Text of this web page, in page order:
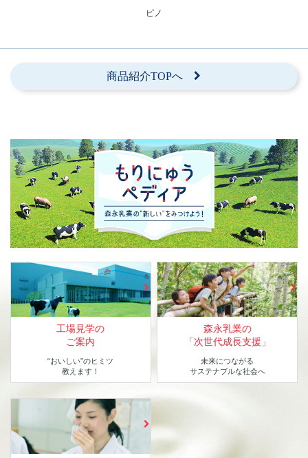
ピノ
商品紹介TOPへ
工場見学の
ご案内
“おいしい”のヒミツ
教えます！
森永乳業の
「次世代成長支援」
未来につながる
サステナブルな社会へ